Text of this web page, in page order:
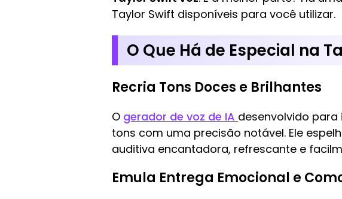
Taylor Swift disponíveis para você utilizar.
O Que Há de Especial na
Recria Tons Doces e Brilhantes
O gerador de voz de IA desenvolvido para
tons com uma precisão notável. Ele
auditiva encantadora, refrescante e
Emula Entrega Emocional e